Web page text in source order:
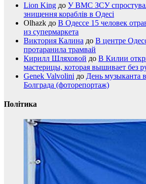
Lion King до У ВМС ЗСУ
знищення кораблів в Одесі
Olhazk до В Одессе 15 человек
из супермаркета
Виктория Калина до В центре
протаранила трамвай
Кирилл Шляховой до В Килии
мастерицы, которая вышивает без
Genek Valvolini до День музыканта
Болграда (фоторепортаж)
Політика